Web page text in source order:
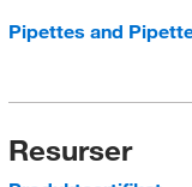
Pipettes and
Resurser